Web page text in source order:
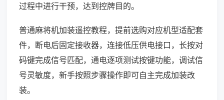
过程中进行干预，达到控牌目的。
普通麻将机加装遥控教程，提前选购对应机型适配套
件，断电后固定接收器，连接低压供电接口，长按对
码键完成信号匹配，通电逐项测试按键功能，调试信
号灵敏度，新手按照步骤操作即可自主完成加装改
装。